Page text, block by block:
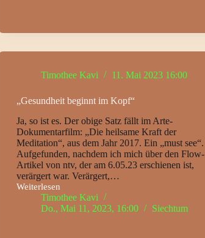
Timothee Kavi 11. Mai 2023 16:00
„Gesundheit beginnt im Kopf“
Ja, so ist es. Der obige Satz fällt im Arte-
Dokumentarfilm: „Die heilsame Kraft der
Meditation“, aus dem Jahr 2017. Ein „must see“.
Aufgefunden, nachdem ich mich über den Flow-
Artikel von ntv, der am 6.05.23 erschienen ist,
verärgert war. Verärgert,…
Weiterlesen
„Gesundheit
beginntTimothee Kavi
Do., Mai 11, 2023, 16:00
Siechtum